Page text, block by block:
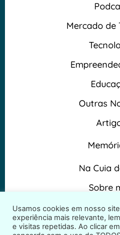
Mercado de
Outras
Na Cuia
Sobre
Termos e
Usamos cookies em nosso
experiência mais relevante,
e visitas repetidas. Ao clicar